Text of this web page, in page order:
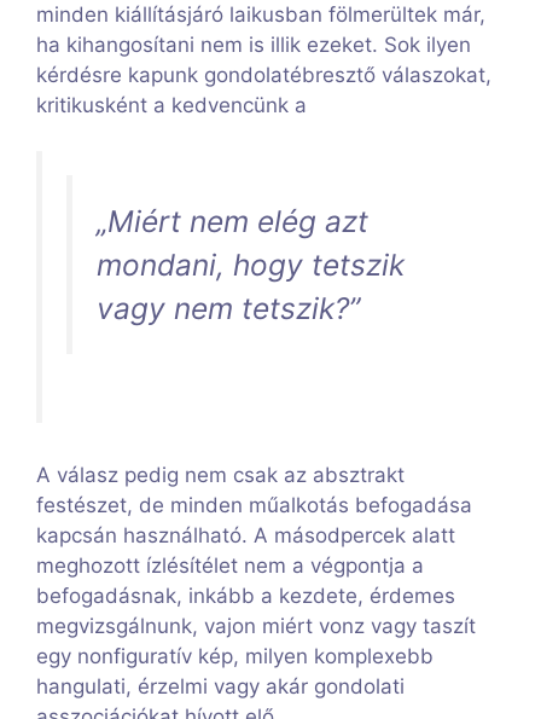
minden kiállításjáró laikusban fölmerültek már,
ha kihangosítani nem is illik ezeket. Sok ilyen
kérdésre kapunk gondolatébresztő válaszokat,
kritikusként a kedvencünk a
„Miért nem elég azt
mondani, hogy tetszik
vagy nem tetszik?”
A válasz pedig nem csak az absztrakt
festészet, de minden műalkotás befogadása
kapcsán használható. A másodpercek alatt
meghozott ízlésítélet nem a végpontja a
befogadásnak, inkább a kezdete, érdemes
megvizsgálnunk, vajon miért vonz vagy taszít
egy nonfiguratív kép, milyen komplexebb
hangulati, érzelmi vagy akár gondolati